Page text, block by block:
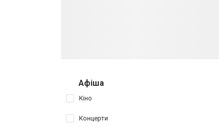
Афіша
Кіно
Концерти